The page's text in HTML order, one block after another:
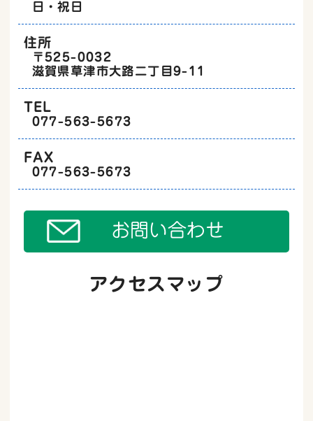
日・祝日
住所
〒525-0032
滋賀県草津市大路二丁目9-11
TEL
077-563-5673
FAX
077-563-5673
お問い合わせ
アクセスマップ